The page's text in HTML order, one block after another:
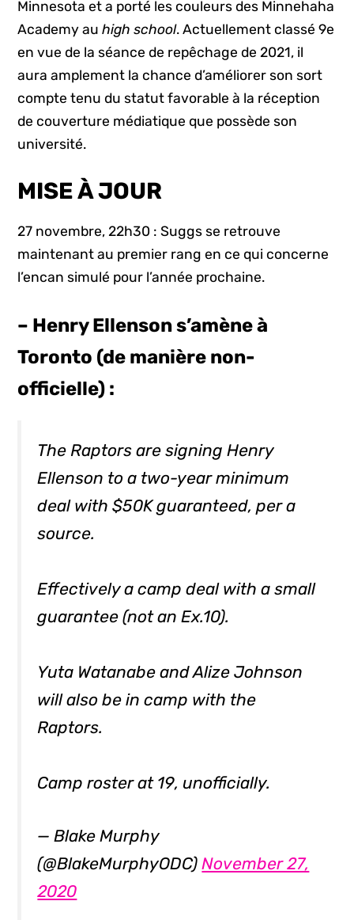
Minnesota et a porté les couleurs des Minnehaha
Academy auhigh school. Actuellement classé 9e
en vue de la séance de repêchage de 2021, il
aura amplement la chance d’améliorer son sort
compte tenu du statut favorable à la réception
de couverture médiatique que possède son
université.
MISE À JOUR
27 novembre, 22h30 : Suggs se retrouve
maintenant au premier rang en ce qui concerne
l’encan simulé pour l’année prochaine.
– Henry Ellenson s’amène à
Toronto (de manière non-
officielle) :
The Raptors are signing Henry
Ellenson to a two-year minimum
deal with $50K guaranteed, per a
source.
Effectively a camp deal with a small
guarantee (not an Ex.10).
Yuta Watanabe and Alize Johnson
will also be in camp with the
Raptors.
Camp roster at 19, unofficially.
— Blake Murphy
(@BlakeMurphyODC)November 27,
2020